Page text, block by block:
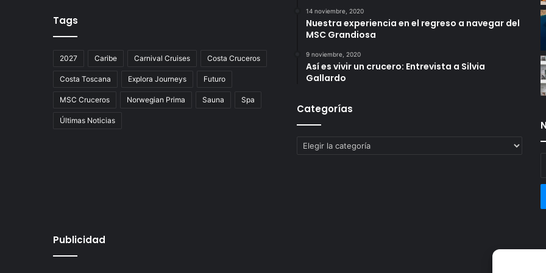
Tags
2027 Caribe Carnival Cruises Costa Cruceros
Costa Toscana Explora Journeys Futuro
MSC Cruceros Norwegian Prima Sauna Spa
Últimas Noticias
14 noviembre, 2020
Nuestra experiencia en el regreso a navegar del
MSC Grandiosa
9 noviembre, 2020
Así es vivir un crucero: Entrevista a Silvia
Gallardo
Categorías
Categorías
Publicidad